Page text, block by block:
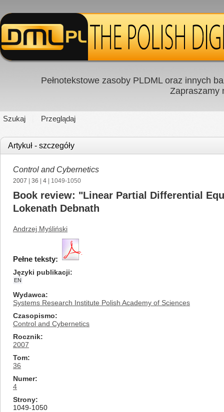
Pełnotekstowe zasoby PLDML oraz innych
Zapraszamy
Szukaj Przeglądaj
Artykuł - szczegóły
Control and Cybernetics
2007 36 4 | 1049-1050
Book review: "Linear Partial Differential
Lokenath Debnath
Andrzej Myśliński
Pełne teksty:
Języki publikacji
EN
Wydawca
Systems Research Institute Polish Academy of Sciences
Czasopismo
Control and Cybernetics
Rocznik
2007
Tom
36
Numer
4
Strony
1049-1050